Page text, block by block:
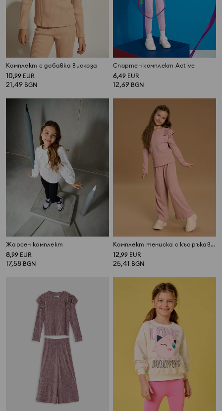
Комплект с добавка вискоза
10,99 EUR
21,49 BGN
Спортен комплект Active
6,49 EUR
12,69 BGN
Жарсен комплект
8,99 EUR
17,58 BGN
Комплект тениска с къс ръкав и панталон
12,99 EUR
25,41 BGN